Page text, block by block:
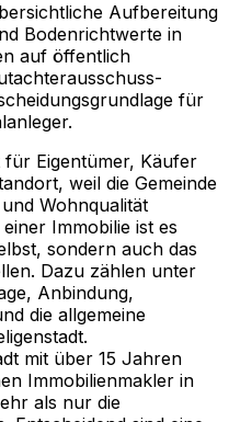
Aufbereitung
Bodenrichtwerte in
auf öffentlich
für
für Eigentümer, Käufer
weil die Gemeinde
Wohnqualität
Immobilie ist es
sondern auch das
Dazu zählen unter
Anbindung,
die allgemeine
mit über 15 Jahren
Immobilienmakler in
als nur die